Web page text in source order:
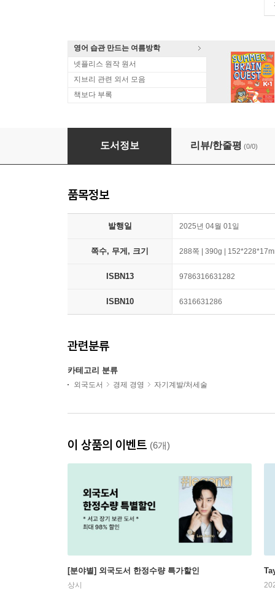
영어 습관 만드는 여름방학
넷플리스 원작 원서
지브리 관련 외서 모음
책보다 부록
1000 preguntas que siempre te hiciste
도서정보 리뷰/한줄평 (0/0)
품목정보
발행일 2025년 04월 01일
쪽수, 무게, 크기 288쪽 | 390g |
ISBN13 9786316631282
ISBN10 6316631286
관련분류
카테고리 분류
외국도서 경제 경영 자기계발/처세술
이 상품의 이벤트 (6개)
[분야별] 외국도서 한정수량 특가할인
상시